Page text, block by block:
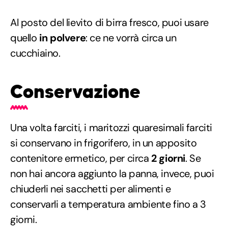
Al posto del lievito di birra fresco, puoi usare
quello in polvere: ce ne vorrà circa un
cucchiaino.
Conservazione
Una volta farciti, i maritozzi quaresimali farciti
si conservano in frigorifero, in un apposito
contenitore ermetico, per circa 2 giorni. Se
non hai ancora aggiunto la panna, invece, puoi
chiuderli nei sacchetti per alimenti e
conservarli a temperatura ambiente fino a 3
giorni.